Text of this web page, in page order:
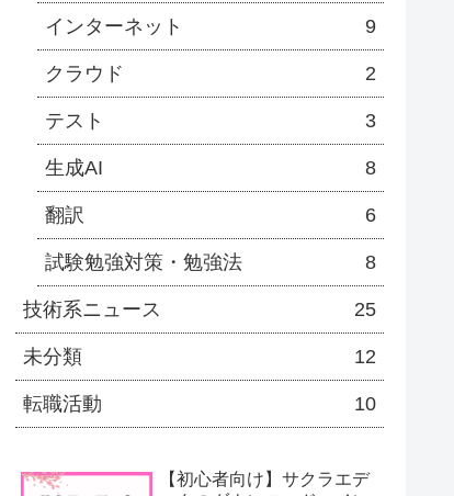
インターネット 9
クラウド 2
テスト 3
生成AI 8
翻訳 6
試験勉強対策・勉強法 8
技術系ニュース 25
未分類 12
転職活動 10
【初心者向け】サクラエデ